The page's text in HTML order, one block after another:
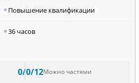
Повышение квалификации
36 часов
0/0/12Можно частями